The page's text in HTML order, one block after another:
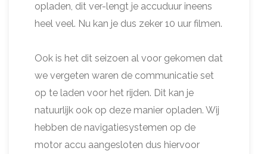
opladen, dit ver-lengt je accuduur ineens
heel veel. Nu kan je dus zeker 10 uur filmen.
Ook is het dit seizoen al voor gekomen dat
we vergeten waren de communicatie set
op te laden voor het rijden. Dit kan je
natuurlijk ook op deze manier opladen. Wij
hebben de navigatiesystemen op de
motor accu aangesloten dus hiervoor